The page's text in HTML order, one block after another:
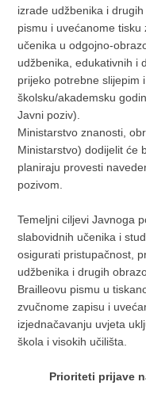
izrade udžbenika i
pismu i uvećanome
učenika u odgojno-
udžbenika, edukativnih i
prijeko potrebne slijepim
školsku/akademsku
Javni poziv).
Ministarstvo znanosti,
Ministarstvo) dodijelit će
planiraju provesti
pozivom.
Temeljni ciljevi Javnoga
slabovidnih učenika i
osigurati pristupačnost,
udžbenika i drugih
Brailleovu pismu u
zvučnome zapisu i
izjednačavanju uvjeta
škola i visokih učilišta.
Prioriteti prijave